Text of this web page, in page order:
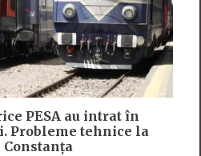
PESA au intrat în
Probleme tehnice la
Constanța